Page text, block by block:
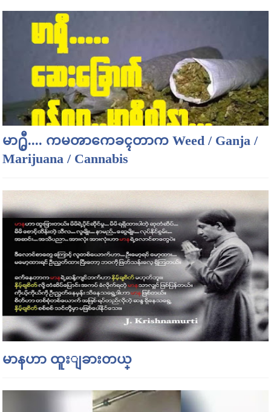
မာ႐ွီ.... ကမၻာကေခၚတာက Weed / Ganja /
Marijuana / Cannabis
မာနဟာ ထူးျခားတယ္